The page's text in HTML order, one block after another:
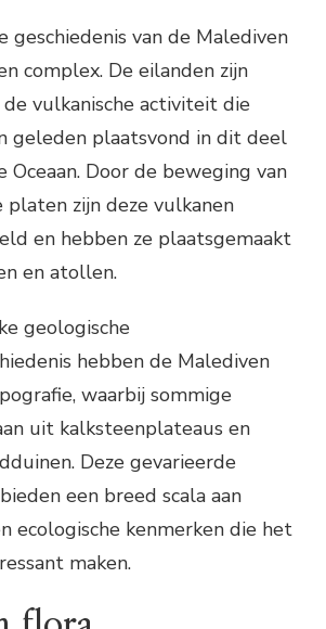
geschiedenis van de Malediven
complex. De eilanden zijn
vulkanische activiteit die
geleden plaatsvond in dit deel
Oceaan. Door de beweging van
platen zijn deze vulkanen
en hebben ze plaatsgemaakt
en atollen.
geologische
hebben de Malediven
waarbij sommige
uit kalksteenplateaus en
Deze gevarieerde
een breed scala aan
ecologische kenmerken die het
maken.